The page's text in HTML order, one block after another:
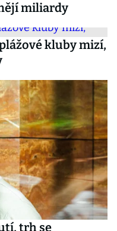
miliardy
kluby mizí,
trh se